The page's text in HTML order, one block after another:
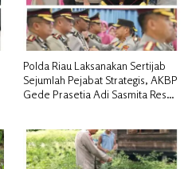
Polda Riau Laksanakan Sertijab
Sejumlah Pejabat Strategis, AKBP
Gede Prasetia Adi Sasmita Resmi